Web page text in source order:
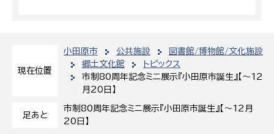
現在位置
小田原市 公共施設
図書館/博物館/文化施設
郷土文化館
トピックス
市制80周年記念ミニ展示『小田原市誕生』【〜12
月20日】
足あと
市制80周年記念ミニ展示『小田原市誕生』【〜12月
20日】